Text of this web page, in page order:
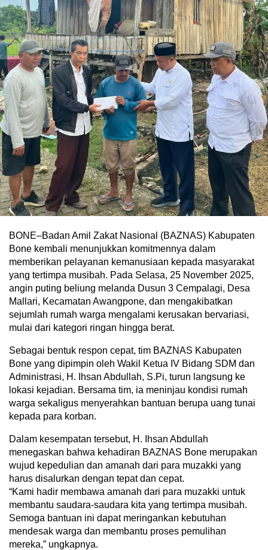
BONE–Badan Amil Zakat Nasional (BAZNAS) Kabupaten
Bone kembali menunjukkan komitmennya dalam
memberikan pelayanan kemanusiaan kepada masyarakat
yang tertimpa musibah. Pada Selasa, 25 November 2025,
angin puting beliung melanda Dusun 3 Cempalagi, Desa
Mallari, Kecamatan Awangpone, dan mengakibatkan
sejumlah rumah warga mengalami kerusakan bervariasi,
mulai dari kategori ringan hingga berat.
Sebagai bentuk respon cepat, tim BAZNAS Kabupaten
Bone yang dipimpin oleh Wakil Ketua IV Bidang SDM dan
Administrasi, H. Ihsan Abdullah, S.Pi, turun langsung ke
lokasi kejadian. Bersama tim, ia meninjau kondisi rumah
warga sekaligus menyerahkan bantuan berupa uang tunai
kepada para korban.
Dalam kesempatan tersebut, H. Ihsan Abdullah
menegaskan bahwa kehadiran BAZNAS Bone merupakan
wujud kepedulian dan amanah dari para muzakki yang
harus disalurkan dengan tepat dan cepat.
“Kami hadir membawa amanah dari para muzakki untuk
membantu saudara-saudara kita yang tertimpa musibah.
Semoga bantuan ini dapat meringankan kebutuhan
mendesak warga dan membantu proses pemulihan
mereka,” ungkapnya.